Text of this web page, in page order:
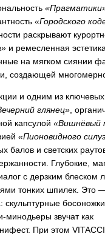
«Городского
раскрывают
и ремесленная эстетика
на мягком сиянии
создающей
и одним из
глянец» ,
капсулой «Вишнёвый
«Пионовидного
балов и светских
Глубокие,
с дерзким блеском
тонких шпилек. Это
минодьеры звучат как
При этом VITACCI